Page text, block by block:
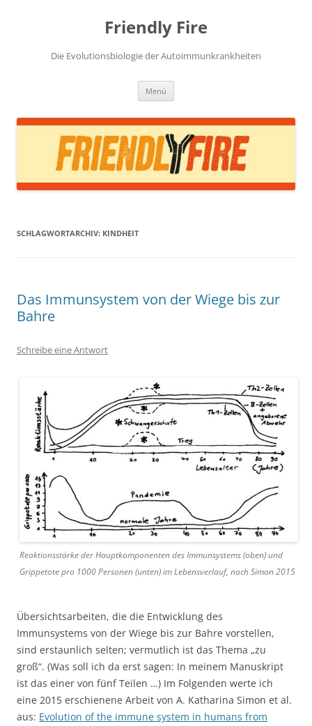
Friendly Fire
Die Evolutionsbiologie der Autoimmunkrankheiten
Menü
SCHLAGWORTARCHIV: KINDHEIT
Das Immunsystem von der Wiege bis zur
Bahre
Schreibe eine Antwort
Reaktionsstärke der Hauptkomponenten des Immunsystems (oben) und
Grippetote pro 1000 Personen (unten) im Lebensverlauf, nach Simon 2015
Übersichtsarbeiten, die die Entwicklung des
Immunsystems von der Wiege bis zur Bahre vorstellen,
sind erstaunlich selten; vermutlich ist das Thema „zu
groß“. (Was soll ich da erst sagen: In meinem Manuskript
ist das einer von fünf Teilen …) Im Folgenden werte ich
eine 2015 erschienene Arbeit von A. Katharina Simon et al.
aus: Evolution of the immune system in humans from